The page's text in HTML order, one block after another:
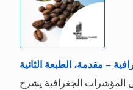
– مقدمة، الطبعة الثانية
المؤشرات الجغرافية يشرح